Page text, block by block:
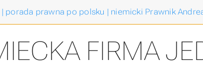
porada prawna po polsku | niemicki Prawnik
FIRMA